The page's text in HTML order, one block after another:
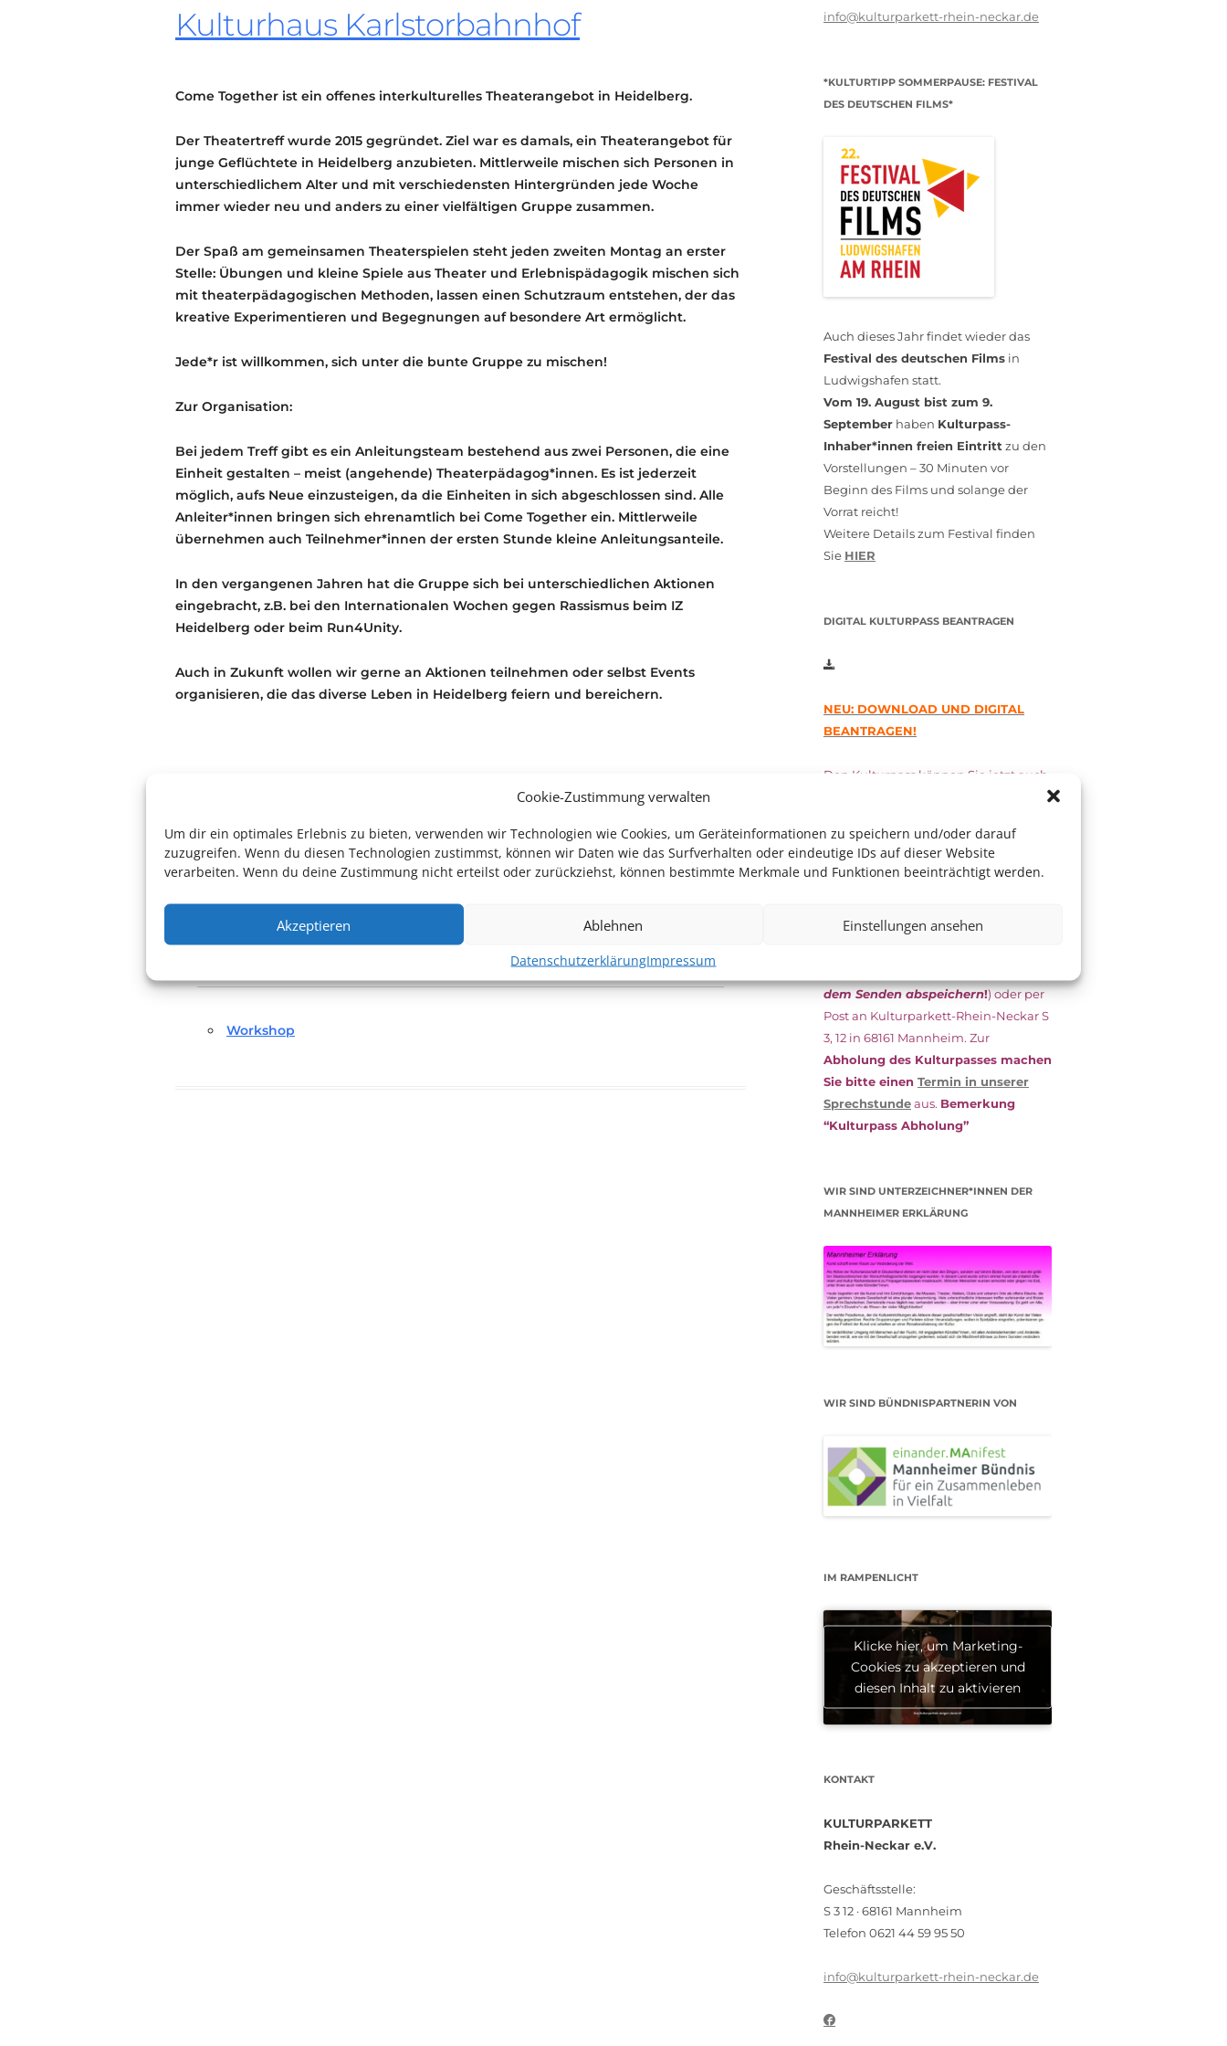
Cookie-Zustimmung verwalten
Um dir ein optimales Erlebnis zu bieten, verwenden wir Technologien wie Cookies, um Geräteinformationen zu speichern und/oder darauf
zuzugreifen. Wenn du diesen Technologien zustimmst, können wir Daten wie das Surfverhalten oder eindeutige IDs auf dieser Website
verarbeiten. Wenn du deine Zustimmung nicht erteilst oder zurückziehst, können bestimmte Merkmale und Funktionen beeinträchtigt werden.
Akzeptieren Ablehnen Einstellungen ansehen
DatenschutzerklärungImpressum
KONTAKT
KULTURPASS DIGITAL
Kulturhaus Karlstorbahnhof
Come Together ist ein offenes interkulturelles Theaterangebot in Heidelberg.
Der Theatertreff wurde 2015 gegründet. Ziel war es damals, ein Theaterangebot für
junge Geflüchtete in Heidelberg anzubieten. Mittlerweile mischen sich Personen in
unterschiedlichem Alter und mit verschiedensten Hintergründen jede Woche
immer wieder neu und anders zu einer vielfältigen Gruppe zusammen.
Der Spaß am gemeinsamen Theaterspielen steht jeden zweiten Montag an erster
Stelle: Übungen und kleine Spiele aus Theater und Erlebnispädagogik mischen sich
mit theaterpädagogischen Methoden, lassen einen Schutzraum entstehen, der das
kreative Experimentieren und Begegnungen auf besondere Art ermöglicht.
Jede*r ist willkommen, sich unter die bunte Gruppe zu mischen!
Zur Organisation:
Bei jedem Treff gibt es ein Anleitungsteam bestehend aus zwei Personen, die eine
Einheit gestalten – meist (angehende) Theaterpädagog*innen. Es ist jederzeit
möglich, aufs Neue einzusteigen, da die Einheiten in sich abgeschlossen sind. Alle
Anleiter*innen bringen sich ehrenamtlich bei Come Together ein. Mittlerweile
übernehmen auch Teilnehmer*innen der ersten Stunde kleine Anleitungsanteile.
In den vergangenen Jahren hat die Gruppe sich bei unterschiedlichen Aktionen
eingebracht, z.B. bei den Internationalen Wochen gegen Rassismus beim IZ
Heidelberg oder beim Run4Unity.
Auch in Zukunft wollen wir gerne an Aktionen teilnehmen oder selbst Events
organisieren, die das diverse Leben in Heidelberg feiern und bereichern.
Eintritt frei
Weitere Informationen
Link zur Website
Workshop
info@kulturparkett-rhein-neckar.de
*KULTURTIPP SOMMERPAUSE: FESTIVAL
DES DEUTSCHEN FILMS*
Auch dieses Jahr findet wieder das
Festival des deutschen Films in
Ludwigshafen statt.
Vom 19. August bist zum 9.
September haben Kulturpass-
Inhaber*innen freien Eintritt zu den
Vorstellungen – 30 Minuten vor
Beginn des Films und solange der
Vorrat reicht!
Weitere Details zum Festival finden
Sie HIER
DIGITAL KULTURPASS BEANTRAGEN
NEU: DOWNLOAD UND DIGITAL
BEANTRAGEN!
Den Kulturpass können Sie jetzt auch
esunterschriebenzusammen mit
dem aktuellen
(Bürgergeld/
das Kulturparkett zurück: Per E-Mail
dem Senden abspeichern!) oder per
Post an Kulturparkett-Rhein-Neckar S
3, 12 in 68161 Mannheim. Zur
Abholung des Kulturpasses machen
Sie bitte einen Termin in unserer
Sprechstundeaus. Bemerkung
“Kulturpass Abholung”
WIR SIND UNTERZEICHNER*INNEN DER
MANNHEIMER ERKLÄRUNG
WIR SIND BÜNDNISPARTNERIN VON
IM RAMPENLICHT
Klicke hier, um Marketing-
Cookies zu akzeptieren und
diesen Inhalt zu aktivieren
KONTAKT
KULTURPARKETT
Rhein-Neckar e.V.
Geschäftsstelle:
S 3 12 · 68161 Mannheim
Telefon 0621 44 59 95 50
info@kulturparkett-rhein-neckar.de